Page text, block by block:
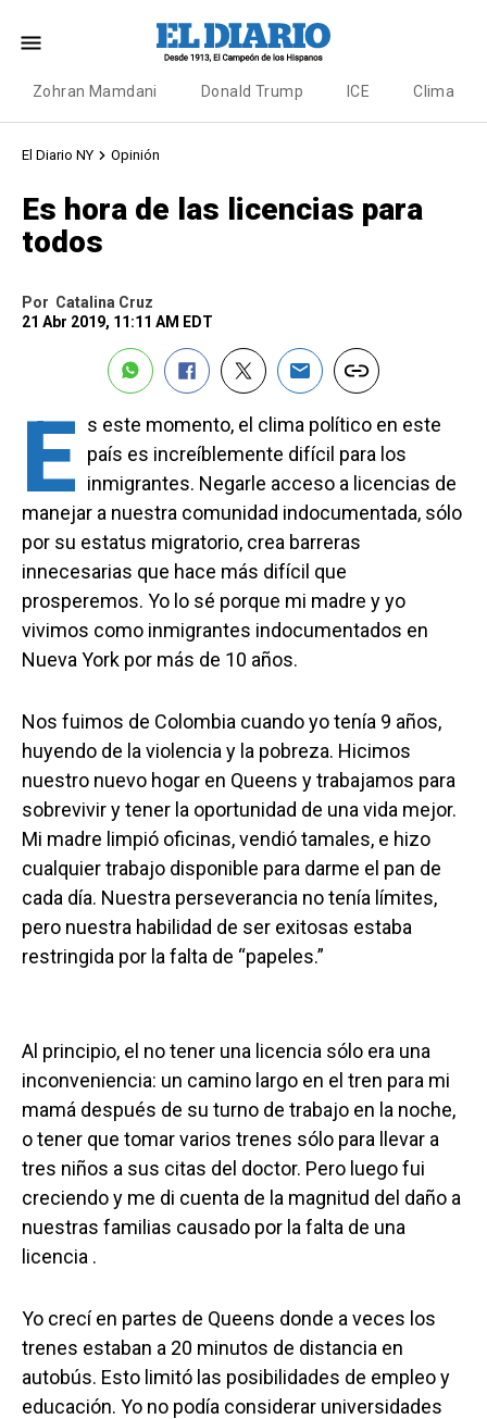
Zohran Mamdani Donald Trump ICE Clima
El Diario NY Opinión
Es hora de las licencias para
todos
Por Catalina Cruz
21 Abr 2019, 11:11 AM EDT
E s este momento, el clima político en este
país es increíblemente difícil para los
inmigrantes. Negarle acceso a licencias de
manejar a nuestra comunidad indocumentada, sólo
por su estatus migratorio, crea barreras
innecesarias que hace más difícil que
prosperemos. Yo lo sé porque mi madre y yo
vivimos como inmigrantes indocumentados en
Nueva York por más de 10 años.
Nos fuimos de Colombia cuando yo tenía 9 años,
huyendo de la violencia y la pobreza. Hicimos
nuestro nuevo hogar en Queens y trabajamos para
sobrevivir y tener la oportunidad de una vida mejor.
Mi madre limpió oficinas, vendió tamales, e hizo
cualquier trabajo disponible para darme el pan de
cada día. Nuestra perseverancia no tenía límites,
pero nuestra habilidad de ser exitosas estaba
restringida por la falta de “papeles.”
Al principio, el no tener una licencia sólo era una
inconveniencia: un camino largo en el tren para mi
mamá después de su turno de trabajo en la noche,
o tener que tomar varios trenes sólo para llevar a
tres niños a sus citas del doctor. Pero luego fui
creciendo y me di cuenta de la magnitud del daño a
nuestras familias causado por la falta de una
licencia .
Yo crecí en partes de Queens donde a veces los
trenes estaban a 20 minutos de distancia en
autobús. Esto limitó las posibilidades de empleo y
educación. Yo no podía considerar universidades